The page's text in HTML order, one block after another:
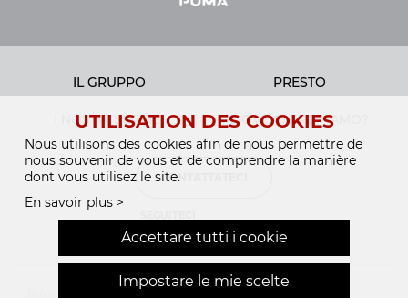
UTILISATION DES COOKIES
Nous utilisons des cookies afin de nous permettre de
nous souvenir de vous et de comprendre la manière
dont vous utilisez le site.
En savoir plus >
Accettare tutti i cookie
Impostare le mie scelte
IL GRUPPO PRESTO
I NOSTRI SERVIZI DOVE CI TROVIAMO?
CONTATTATECI